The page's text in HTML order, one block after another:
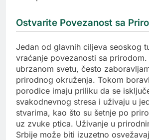
Ostvarite Povezanost sa
Jedan od glavnih ciljeva seoskog
vraćanje povezanosti sa prirodom.
ubrzanom svetu, često
prirodnog okruženja. Tokom
porodice imaju priliku da se
svakodnevnog stresa i uživaju u
stvarima, kao što su šetnje po
uz zvuke ptica. Uživanje u
Srbije može biti izuzetno